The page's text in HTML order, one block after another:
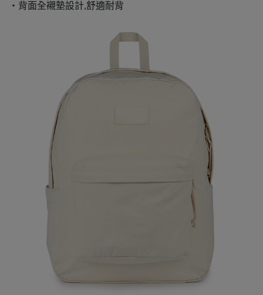
・背面全襯墊設計,舒適耐背